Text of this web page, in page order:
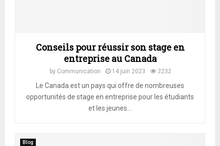
Conseils pour réussir son stage en
entreprise au Canada
by Communication 14 juin 2023 2232
Le Canada est un pays qui offre de nombreuses
opportunités de stage en entreprise pour les étudiants
et les jeunes...
Blog